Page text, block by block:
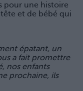
pour une histoire
et de bébé qui
épatant, un
a fait promettre
nos enfants
prochaine, ils